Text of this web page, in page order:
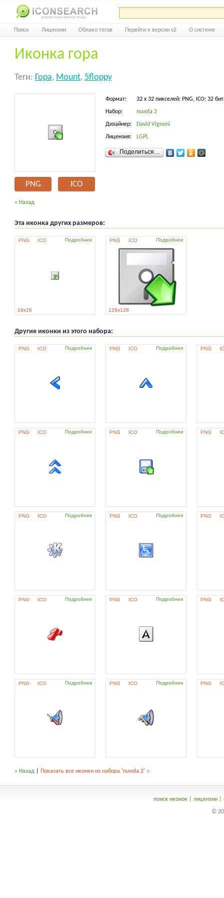
Поиск Лицензии Облако тегов Перейти к версии v2 О системе
Иконка гора
Теги: Гора, Mount, 5floppy
PNG ICO
Формат: 32 x 32 пикселей; PNG, ICO; 32
Набор: nuvola 2
Дизайнер: David Vignoni
Лицензия: LGPL
Поделиться…
« Назад
Эта иконка других размеров:
PNG ICO Подробнее
16x16
PNG ICO Подробнее
128x128
Другие иконки из этого набора:
PNG ICO Подробнее PNG ICO Подробнее PNG
PNG ICO Подробнее PNG ICO Подробнее PNG
PNG ICO Подробнее PNG ICO Подробнее PNG
PNG ICO Подробнее PNG ICO Подробнее PNG
PNG ICO Подробнее PNG ICO Подробнее PNG
« Назад Показать все иконки из набора 'nuvola 2' »
поиск иконок| лицензии|
©